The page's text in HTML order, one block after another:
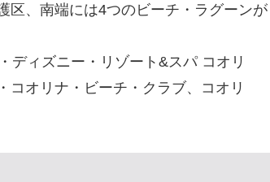
区、南端には4つのビーチ・ラグーンが
ディズニー・リゾート&スパ コオリ
コオリナ・ビーチ・クラブ、コオリ